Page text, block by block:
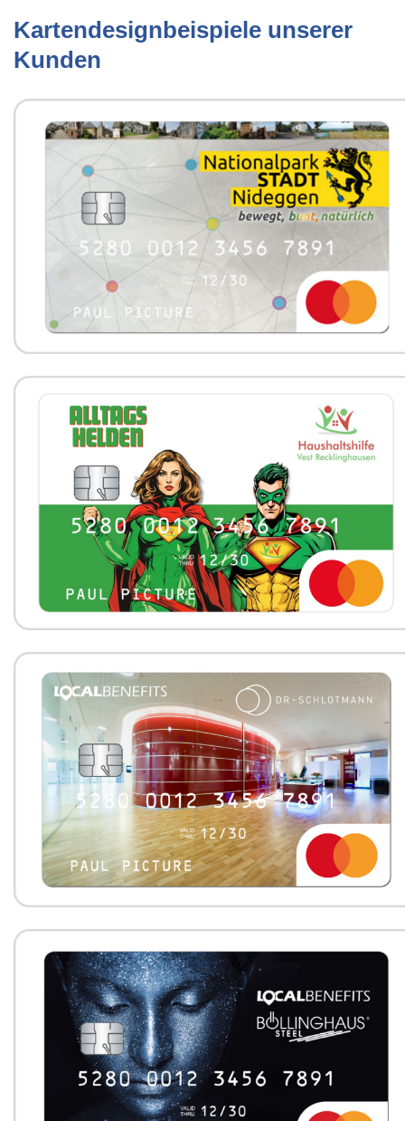
Kartendesignbeispiele unserer
Kunden